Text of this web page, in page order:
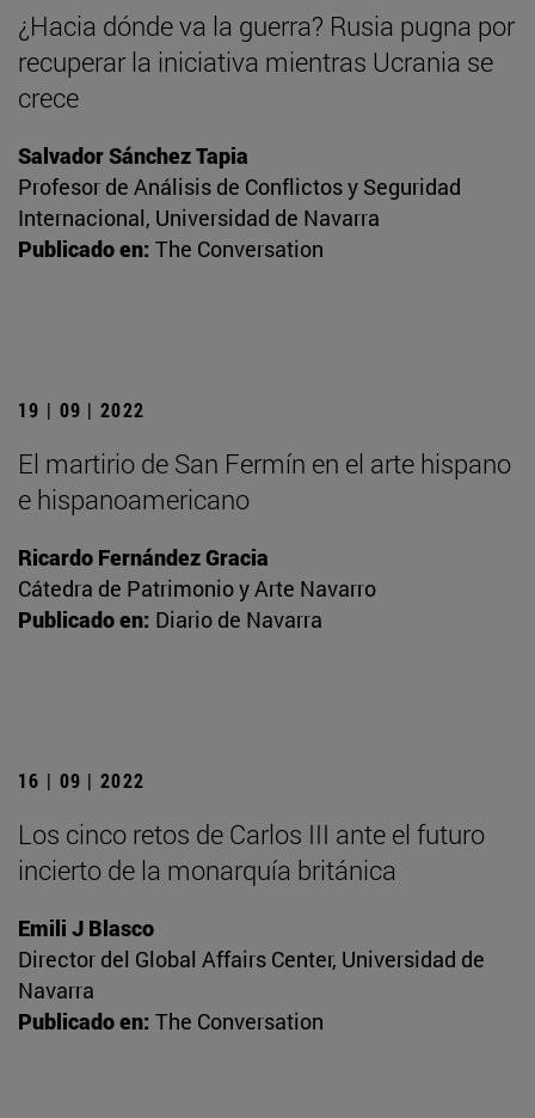
¿Hacia dónde va la guerra? Rusia pugna por
recuperar la iniciativa mientras Ucrania se
crece
Salvador Sánchez Tapia
Profesor de Análisis de Conflictos y Seguridad
Internacional, Universidad de Navarra
Publicado en: The Conversation
19 | 09 | 2022
El martirio de San Fermín en el arte hispano
e hispanoamericano
Ricardo Fernández Gracia
Cátedra de Patrimonio y Arte Navarro
Publicado en: Diario de Navarra
16 | 09 | 2022
Los cinco retos de Carlos III ante el futuro
incierto de la monarquía británica
Emili J Blasco
Director del Global Affairs Center, Universidad de
Navarra
Publicado en: The Conversation